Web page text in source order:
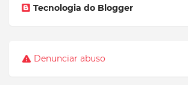
Tecnologia do Blogger
Denunciar abuso